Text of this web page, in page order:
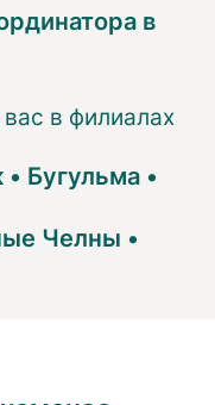
в
в филиалах
• Бугульма •
Челны •